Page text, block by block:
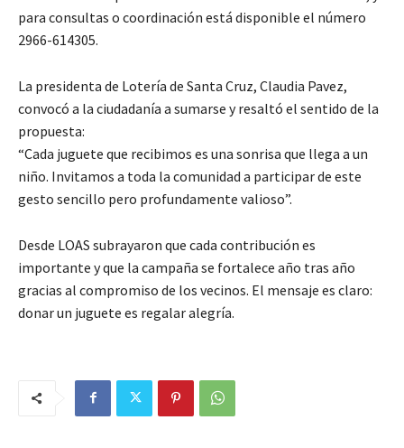
para consultas o coordinación está disponible el número
2966-614305.
La presidenta de Lotería de Santa Cruz, Claudia Pavez,
convocó a la ciudadanía a sumarse y resaltó el sentido de la
propuesta:
“Cada juguete que recibimos es una sonrisa que llega a un
niño. Invitamos a toda la comunidad a participar de este
gesto sencillo pero profundamente valioso”.
Desde LOAS subrayaron que cada contribución es
importante y que la campaña se fortalece año tras año
gracias al compromiso de los vecinos. El mensaje es claro:
donar un juguete es regalar alegría.